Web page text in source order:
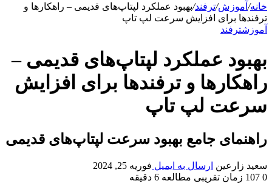
خانه/ آموزش/ترفند/بهبود عملکرد لپتاپ‌های قدیمی – راهکارها و
ترفندها برای افزایش سرعت لپ تاپ
آموزشترفند
بهبود عملکرد لپتاپ‌های قدیمی –
راهکارها و ترفندها برای افزایش
سرعت لپ تاپ
راهنمای جامع بهبود سرعت لپتاپ‌های قدیمی
سعید زارعین ارسال به ایمیل فوریه 25, 2024
0
زمان تقریبی مطالعه 6 دقیقه